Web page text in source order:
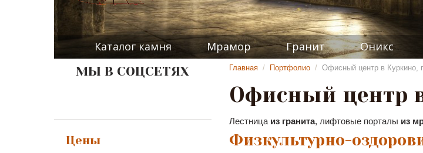
Каталог камня Мрамор Гранит Оникс
МЫ В СОЦСЕТЯХ
Цены
Главная / Портфолио / Офисный центр в Куркино,
Офисный центр
Лестница из гранита, лифтовые порталы из
Физкультурно-